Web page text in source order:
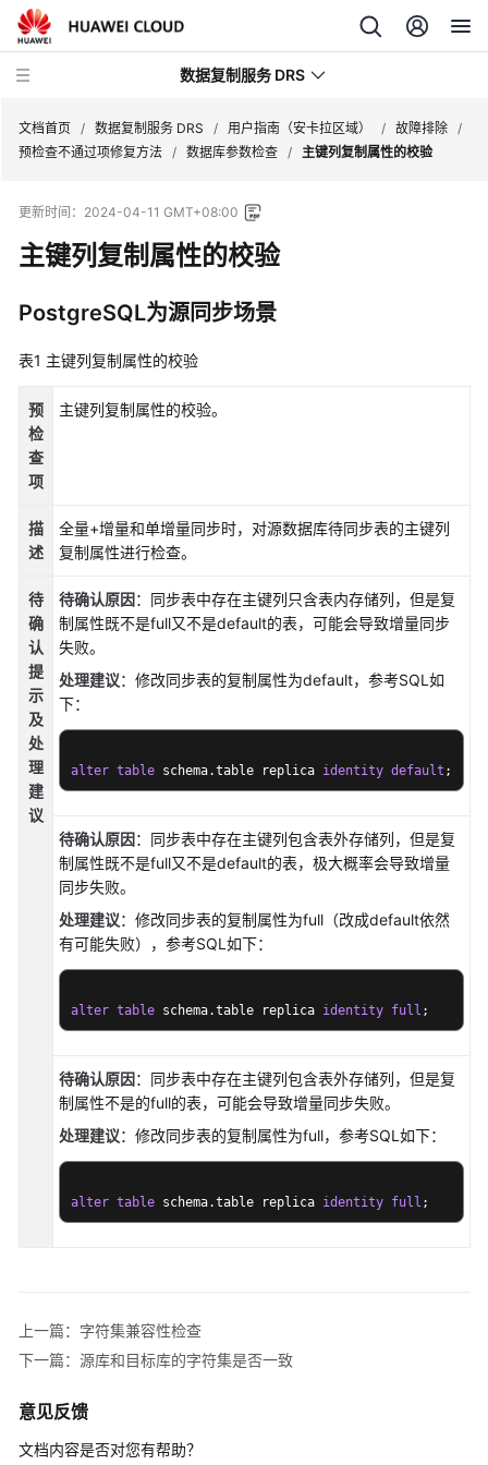
数据复制服务 DRS
新
动
态
产
介
计
费
说
快
入
门
用
户
指
南
最
API
SDK
问
题
障
排
文档首页 / 数据复制服务 DRS / 用户指南（安卡拉区域） / 故障排除 /
预检查不通过项修复方法 / 数据库参数检查 / 主键列复制属性的校验
更新时间： 2024-04-11 GMT+08:00
主键列复制属性的校验
PostgreSQL为源同步场景
表1 主键列复制属性的校验
预
检
查
项
主键列复制属性的校验。
描
述
全量+增量和单增量同步时，对源数据库待同步表的主键列
复制属性进行检查。
待
确
认
提
示
及
处
理
建
议
待确认原因：同步表中存在主键列只含表内存储列，但是复
制属性既不是full又不是default的表，可能会导致增量同步
失败。
处理建议：修改同步表的复制属性为default，参考SQL如
下：
alter table schema.table replica identity default ;
待确认原因：同步表中存在主键列包含表外存储列，但是复
制属性既不是full又不是default的表，极大概率会导致增量
同步失败。
处理建议：修改同步表的复制属性为full（改成default依然
有可能失败），参考SQL如下：
alter table schema.table replica identity full ;
待确认原因：同步表中存在主键列包含表外存储列，但是复
制属性不是的full的表，可能会导致增量同步失败。
处理建议：修改同步表的复制属性为full，参考SQL如下：
alter table schema.table replica identity full ;
上一篇：字符集兼容性检查
下一篇：源库和目标库的字符集是否一致
意见反馈
文档内容是否对您有帮助？